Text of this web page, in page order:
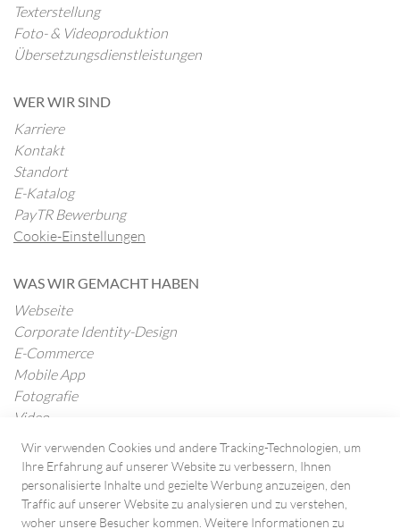
Wir verwenden Cookies und andere Tracking-Technologien, um
Ihre Erfahrung auf unserer Website zu verbessern, Ihnen
personalisierte Inhalte und gezielte Werbung anzuzeigen, den
Traffic auf unserer Website zu analysieren und zu verstehen,
woher unsere Besucher kommen. Weitere Informationen zu
Texterstellung
Foto- & Videoproduktion
Übersetzungsdienstleistungen
WER WIR SIND
Karriere
Kontakt
Standort
E-Katalog
PayTR Bewerbung
Cookie-Einstellungen
WAS WIR GEMACHT HABEN
Webseite
Corporate Identity-Design
E-Commerce
Mobile App
Fotografie
Video
BLOG
Alle Beiträge